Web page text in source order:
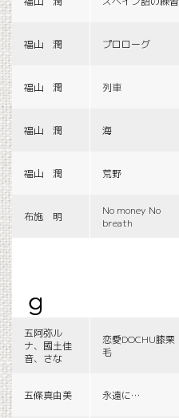
福山 潤 プロローグ
福山 潤 列車
福山 潤 海
福山 潤 荒野
布施 明
No money No
breath
g
五阿弥ル
ナ、國土佳
音、さな
恋愛DOCHU膝栗
毛
五條真由美 永遠に…